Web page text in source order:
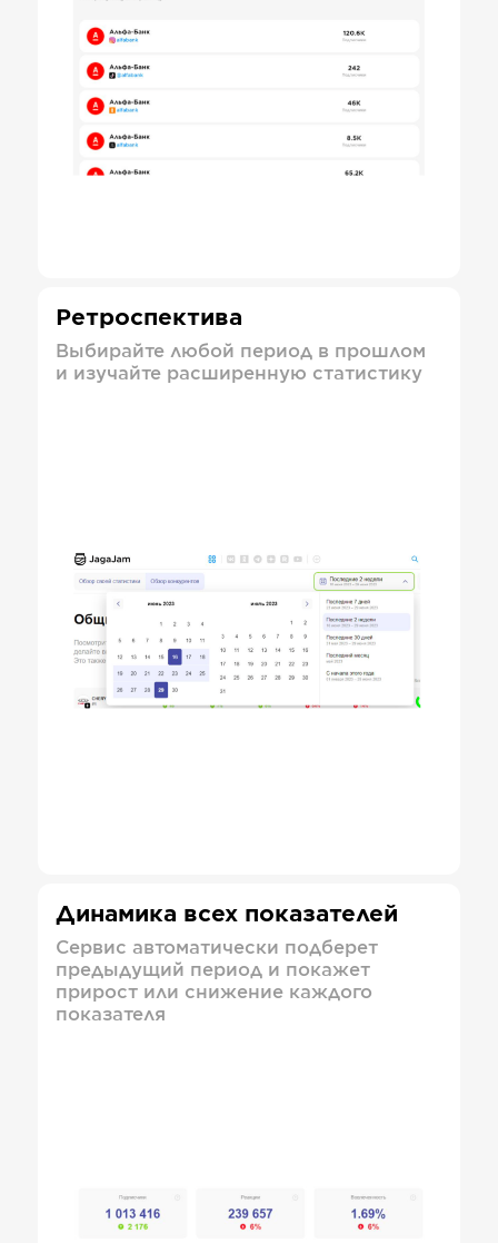
Ретроспектива
Выбирайте любой период в прошлом
и изучайте расширенную статистику
Динамика всех показателей
Сервис автоматически подберет
предыдущий период и покажет
прирост или снижение каждого
показателя